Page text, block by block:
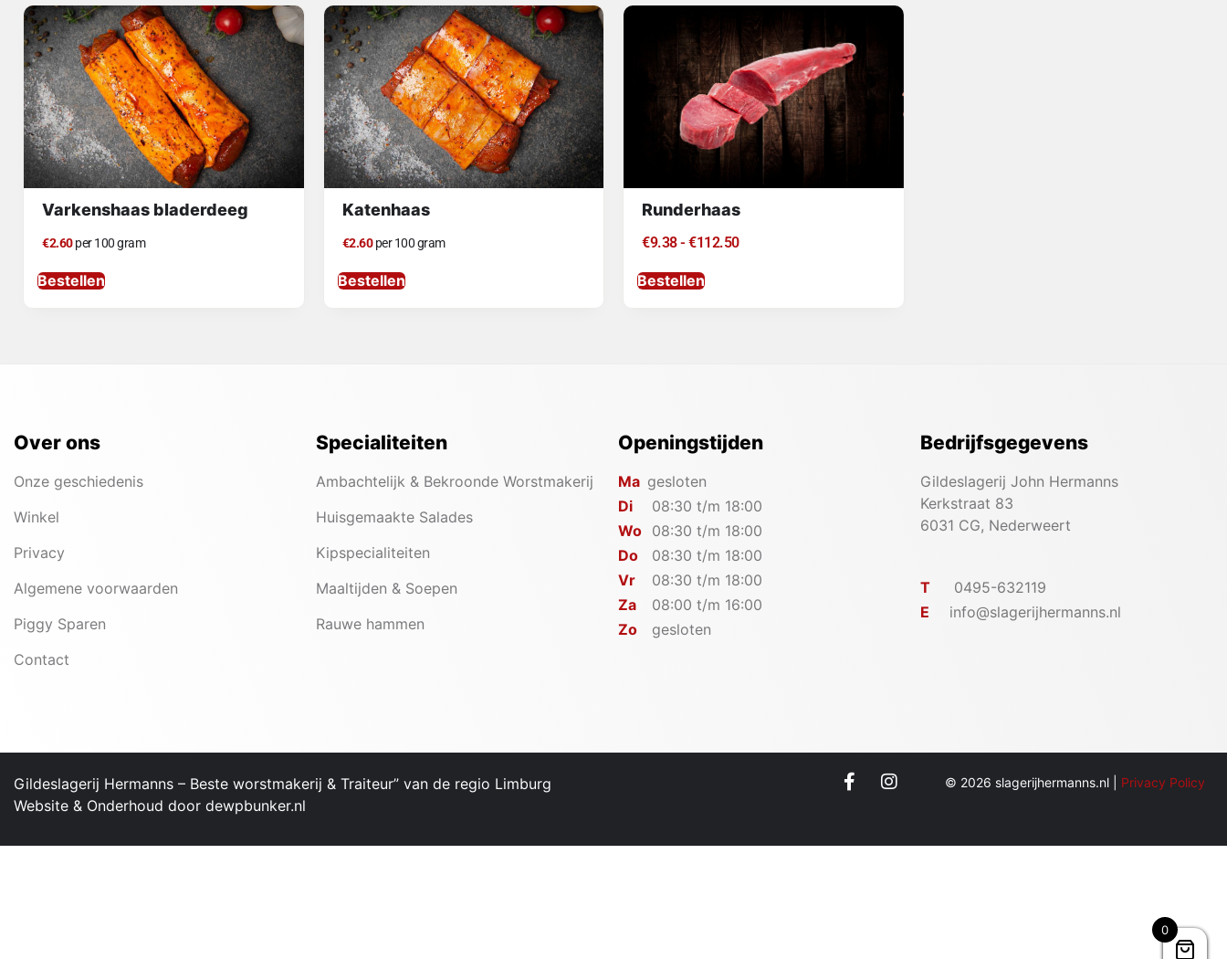
Varkenshaas bladerdeeg
€2.60per 100 gram
Bestellen
Katenhaas
€2.60per 100 gram
Bestellen
Runderhaas
€9.38- €112.50
Bestellen
Over ons
Onze geschiedenis
Winkel
Privacy
Algemene voorwaarden
Piggy Sparen
Contact
Specialiteiten
Ambachtelijk & Bekroonde Worstmakerij
Huisgemaakte Salades
Kipspecialiteiten
Maaltijden & Soepen
Rauwe hammen
Openingstijden
Ma gesloten
Di
08:30 t/m 18:00
Wo 08:30 t/m 18:00
Do
08:30 t/m 18:00
Vr
08:30 t/m 18:00
Za
08:00 t/m 16:00
Zo
gesloten
Bedrijfsgegevens
Gildeslagerij John Hermanns
Kerkstraat 83
6031 CG, Nederweert
T
0495-632119
E
info@slagerijhermanns.nl
Gildeslagerij Hermanns – ​Beste worstmakerij & Traiteur” van de regio Limburg
Website & Onderhoud door dewpbunker.nl
© 2026 slagerijhermanns.nl | Privacy Policy
0